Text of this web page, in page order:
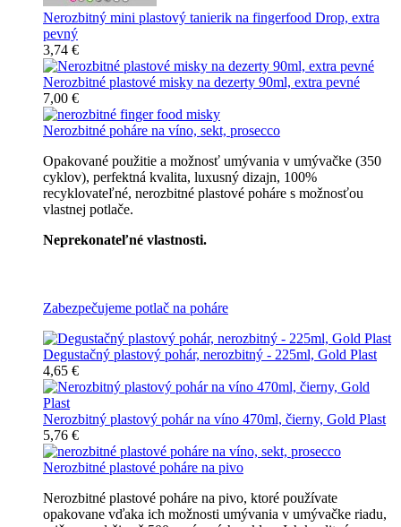
Nerozbitný mini plastový tanierik na fingerfood Drop, extra
pevný
3,74 €
Nerozbitné plastové misky na dezerty 90ml, extra pevné
7,00 €
Nerozbitné poháre na víno, sekt, prosecco
Opakované použitie a možnosť umývania v umývačke (350
cyklov), perfektná kvalita, luxusný dizajn, 100%
recyklovateľné, nerozbitné plastové poháre s možnosťou
vlastnej potlače.
Neprekonateľné vlastnosti.
Zabezpečujeme potlač na poháre
Degustačný plastový pohár, nerozbitný - 225ml, Gold Plast
4,65 €
Nerozbitný plastový pohár na víno 470ml, čierny, Gold Plast
5,76 €
Nerozbitné plastové poháre na pivo
Nerozbitné plastové poháre na pivo, ktoré používate
opakovane vďaka ich možnosti umývania v umývačke riadu,